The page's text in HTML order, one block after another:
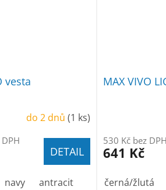
vesta
do 2 dnů (1 ks)
DETAIL
navy antracit
MAX VIVO
530 Kč bez DPH
641 Kč
černá/žlutá